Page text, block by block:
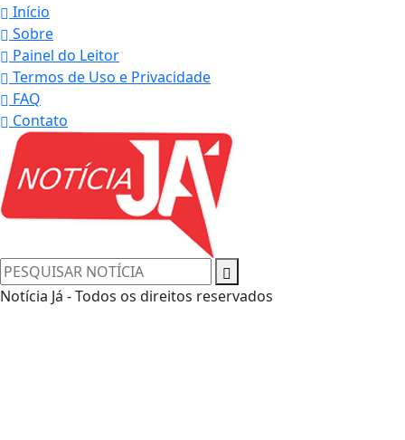
Início
Sobre
Painel do Leitor
Termos de Uso e Privacidade
FAQ
Contato
Notícia Já - Todos os direitos reservados